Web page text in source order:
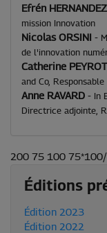
Efrén
mission Innovation
Nicolas ORSINI -
de l'innovation
Catherine PEYROT
and Co, Responsable
Anne RAVARD -
In
Directrice adjointe,
200 75 100
Éditions
Édition 2023
Édition 2022